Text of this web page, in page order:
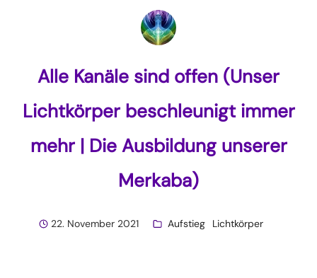
Alle Kanäle sind offen (Unser
Lichtkörper beschleunigt immer
mehr | Die Ausbildung unserer
Merkaba)
22. November 2021 Aufstieg Lichtkörper